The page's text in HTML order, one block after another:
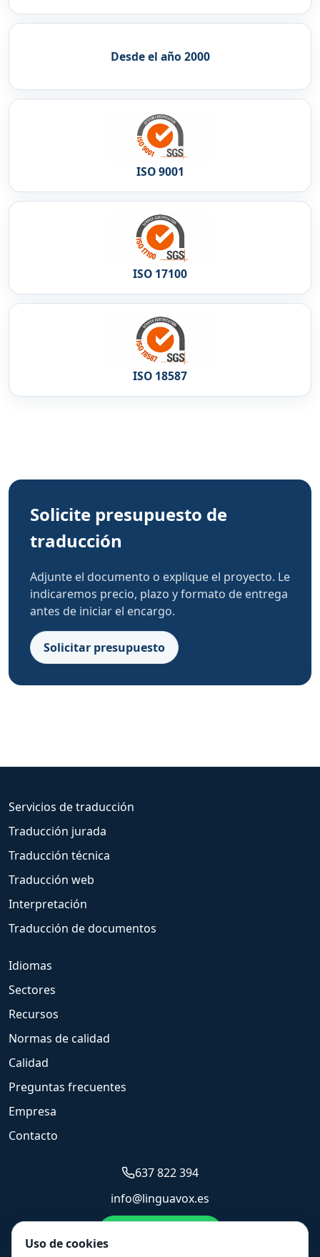
Desde el año 2000
ISO 9001
ISO 17100
ISO 18587
Solicite presupuesto de
traducción
Adjunte el documento o explique el proyecto. Le
indicaremos precio, plazo y formato de entrega
antes de iniciar el encargo.
Solicitar presupuesto
Servicios de traducción
Traducción jurada
Traducción técnica
Traducción web
Interpretación
Traducción de documentos
Idiomas
Sectores
Recursos
Normas de calidad
Calidad
Preguntas frecuentes
Empresa
Contacto
637 822 394
info@linguavox.es
Uso de cookies